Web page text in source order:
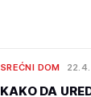
SREĆNI DOM
KAKO DA